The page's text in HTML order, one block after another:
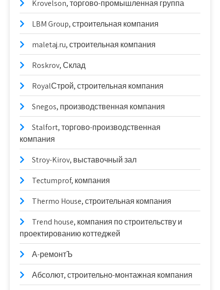
Krovelson, торгово-промышленная группа
LBM Group, строительная компания
maletaj.ru, строительная компания
Roskrov, Склад
RoyalСтрой, строительная компания
Snegos, производственная компания
Stalfort, торгово-производственная
компания
Stroy-Kirov, выставочный зал
Tectumprof, компания
Thermo House, строительная компания
Trend house, компания по строительству и
проектированию коттеджей
А-ремонтЪ
Абсолют, строительно-монтажная компания